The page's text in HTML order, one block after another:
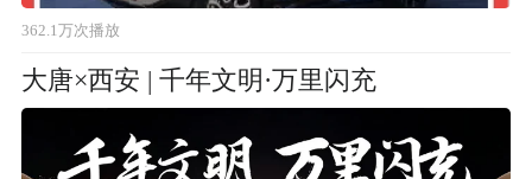
362.1万次播放
大唐×西安 | 千年文明·万里闪充